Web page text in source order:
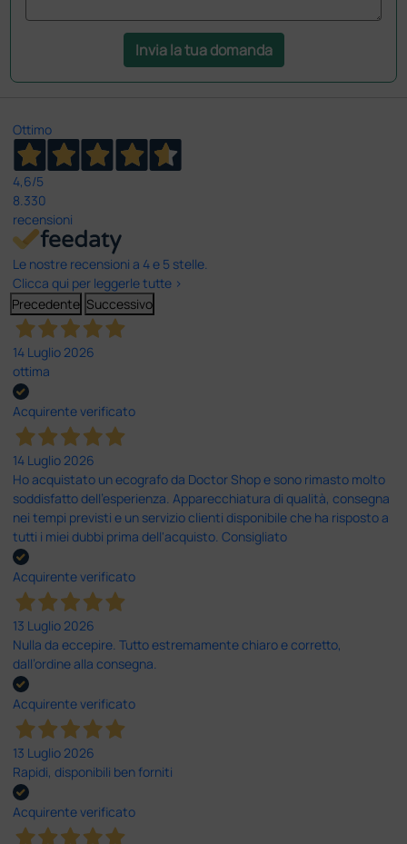
Invia la tua domanda
Ottimo
4,6/5
8.330
recensioni
Le nostre recensioni a 4 e 5 stelle.
Clicca qui per leggerle tutte >
Precedente Successivo
14 Luglio 2026
ottima
Acquirente verificato
14 Luglio 2026
Ho acquistato un ecografo da Doctor Shop e sono rimasto molto
soddisfatto dell'esperienza. Apparecchiatura di qualità, consegna
nei tempi previsti e un servizio clienti disponibile che ha risposto a
tutti i miei dubbi prima dell'acquisto. Consigliato
Acquirente verificato
13 Luglio 2026
Nulla da eccepire. Tutto estremamente chiaro e corretto,
dall’ordine alla consegna.
Acquirente verificato
13 Luglio 2026
Rapidi, disponibili ben forniti
Acquirente verificato